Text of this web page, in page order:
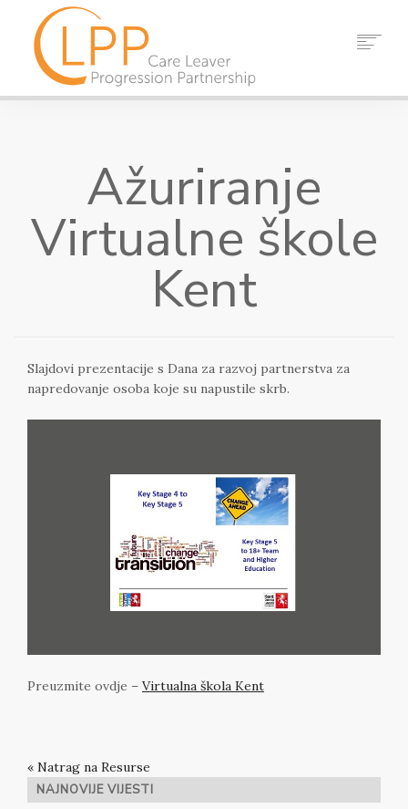
VIJESTI
Ažuriranje
Virtualne škole
Kent
Slajdovi prezentacije s Dana za razvoj partnerstva za
napredovanje osoba koje su napustile skrb.
Preuzmite ovdje – Virtualna škola Kent
« Natrag na Resurse
NAJNOVIJE VIJESTI